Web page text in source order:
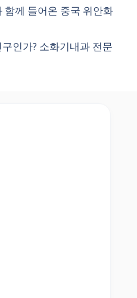
함께 들어온 중국 위안화
인가? 소화기내과 전문